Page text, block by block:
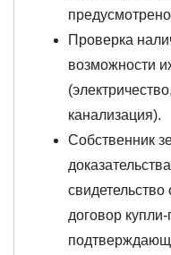
Проверка
возможности
канализация).
Собственник
свидетельство
договор